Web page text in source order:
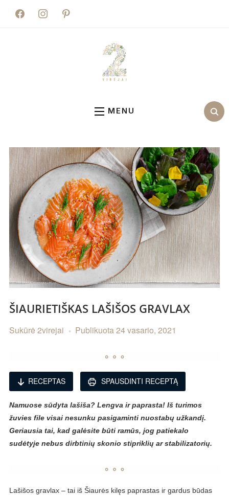
facebookinstagrampinterest
MENU
ŠIAURIETIŠKAS LAŠIŠOS GRAVLAX
Sukūrė 2virejai Publikuota24 vasario, 2021
RECEPTAS SPAUSDINTI RECEPTĄ
Namuose sūdyta lašiša? Lengva ir paprasta! Iš turimos
žuvies file visai nesunku pasigaminti nuostabų užkandį.
Geriausia tai, kad galėsite būti ramūs, jog patiekalo
sudėtyje nebus dirbtinių skonio stipriklių ar stabilizatorių.
Lašišos gravlax – tai iš Šiaurės kilęs paprastas ir gardus būdas